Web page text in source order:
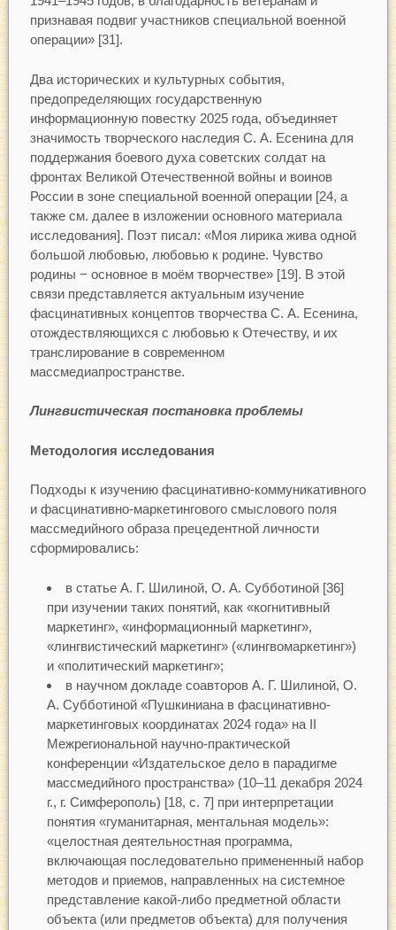
признавая подвиг участников специальной военной
операции» [31].
Два исторических и культурных события,
предопределяющих государственную
информационную повестку 2025 года, объединяет
значимость творческого наследия С. А. Есенина для
поддержания боевого духа советских солдат на
фронтах Великой Отечественной войны и воинов
России в зоне специальной военной операции [24, а
также см. далее в изложении основного материала
исследования]. Поэт писал: «Моя лирика жива одной
большой любовью, любовью к родине. Чувство
родины − основное в моём творчестве» [19]. В этой
связи представляется актуальным изучение
фасцинативных концептов творчества С. А. Есенина,
отождествляющихся с любовью к Отечеству, и их
транслирование в современном
массмедиапространстве.
Лингвистическая постановка проблемы
Методология исследования
Подходы к изучению фасцинативно-коммуникативного
и фасцинативно-маркетингового смыслового поля
массмедийного образа прецедентной личности
сформировались:
в статье А. Г. Шилиной, О. А. Субботиной [36]
при изучении таких понятий, как «когнитивный
маркетинг», «информационный маркетинг»,
«лингвистический маркетинг» («лингвомаркетинг»)
и «политический маркетинг»;
в научном докладе соавторов А. Г. Шилиной, О.
А. Субботиной «Пушкиниана в фасцинативно-
маркетинговых координатах 2024 года» на II
Межрегиональной научно-практической
конференции «Издательское дело в парадигме
массмедийного пространства» (10–11 декабря 2024
г., г. Симферополь) [18, с. 7] при интерпретации
понятия «гуманитарная, ментальная модель»:
«целостная деятельностная программа,
включающая последовательно примененный набор
методов и приемов, направленных на системное
представление какой-либо предметной области
объекта (или предметов объекта) для получения